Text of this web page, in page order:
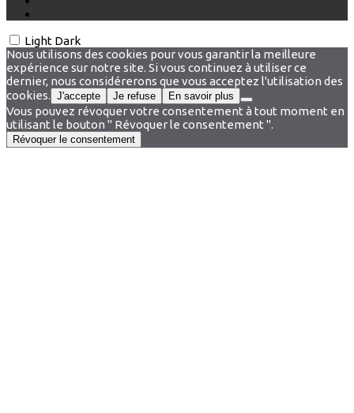
Light Dark
Nous utilisons des cookies pour vous garantir la meilleure
expérience sur notre site. Si vous continuez à utiliser ce
dernier, nous considérerons que vous acceptez l'utilisation des
cookies. J'accepte Je refuse En savoir plus
Vous pouvez révoquer votre consentement à tout moment en
utilisant le bouton " Révoquer le consentement ".
Révoquer le consentement